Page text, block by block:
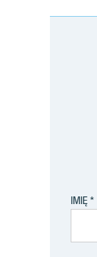
IMIĘ